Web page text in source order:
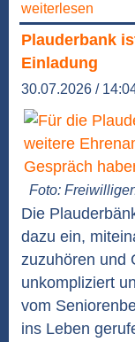
weiterlesen
Plauderbank
Einladung
30.07.2026 /
Foto:
Die
dazu ein,
zuzuhören und
unkompliziert
vom
ins Leben